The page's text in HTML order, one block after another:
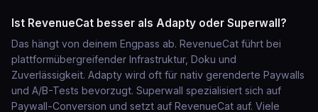
Ist RevenueCat besser als Adapty oder Superwall?
Das hängt von deinem Engpass ab. RevenueCat führt bei
plattformübergreifender Infrastruktur, Doku und
Zuverlässigkeit. Adapty wird oft für nativ gerenderte Paywalls
und A/B-Tests bevorzugt. Superwall spezialisiert sich auf
Paywall-Conversion und setzt auf RevenueCat auf. Viele